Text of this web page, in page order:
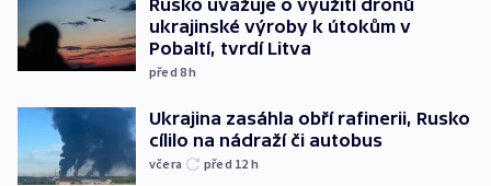
ukrajinské výroby k útokům v
Pobaltí, tvrdí Litva
před 8h
Ukrajina zasáhla obří rafinerii, Rusko
cílilo na nádraží či autobus
včera před 12 h